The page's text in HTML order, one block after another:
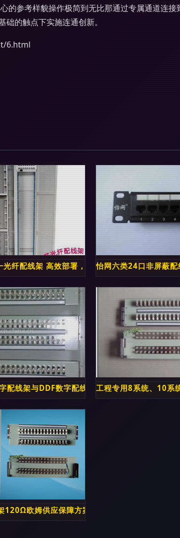
的参考样貌操作极简到无比那通过专属通道连
的触点下实施连通创新。
6.html
纤配线架 高效部署，智慧连接未来
怡网六类24口非屏蔽
解析
配线架与DDF数字配线柜 优质厂家现货直供解析
工程专用8系统、10系
成本俱佳
120Ω欧姆供应保障方案与技术解析